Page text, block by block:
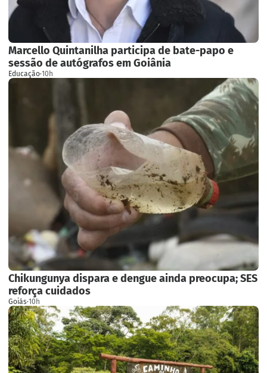
Marcello Quintanilha participa de bate-papo e
sessão de autógrafos em Goiânia
Educação·10h
Chikungunya dispara e dengue ainda preocupa; SES
reforça cuidados
Goiás·10h